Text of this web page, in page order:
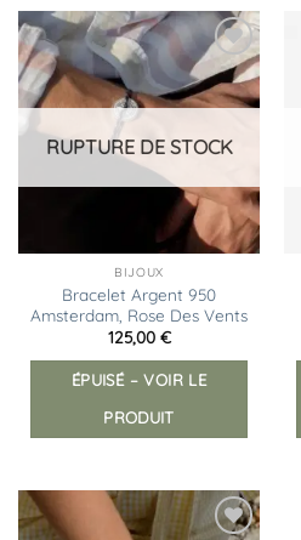
Ajouter
à la
liste
RUPTURE DE STOCK
BIJOUX
Bracelet Argent 950
Amsterdam, Rose Des Vents
125,00 €
ÉPUISÉ – VOIR LE
PRODUIT